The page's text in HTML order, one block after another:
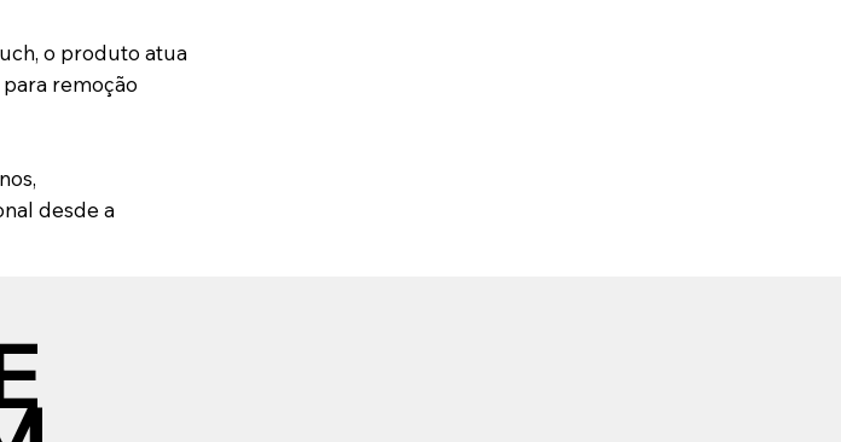
o produto atua
remoção
desde a